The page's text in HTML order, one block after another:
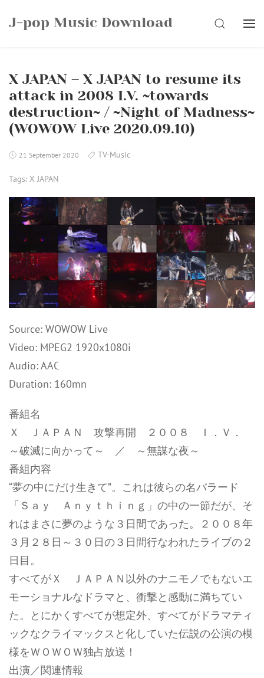
J-pop Music Download SEARCH
X JAPAN – X JAPAN to resume its
attack in 2008 I.V. ~towards
destruction~ / ~Night of Madness~
(WOWOW Live 2020.09.10)
21 September 2020 TV-Music
Tags: X JAPAN
Source: WOWOW Live
Video: MPEG2 1920x1080i
Audio: AAC
Duration: 160mn
番組名
Ｘ ＪＡＰＡＮ 攻撃再開 ２００８ Ｉ．Ｖ．
～破滅に向かって～ ／ ～無謀な夜～
番組内容
“夢の中にだけ生きて”。これは彼らの名バラード
「Ｓａｙ Ａｎｙｔｈｉｎｇ」の中の一節だが、そ
れはまさに夢のような３日間であった。２００８年
３月２８日～３０日の３日間行なわれたライブの２
日目。
すべてがＸ ＪＡＰＡＮ以外のナニモノでもないエ
モーショナルなドラマと、衝撃と感動に満ちてい
た。とにかくすべてが想定外、すべてがドラマティ
ックなクライマックスと化していた伝説の公演の模
様をＷＯＷＯＷ独占放送！
出演／関連情報